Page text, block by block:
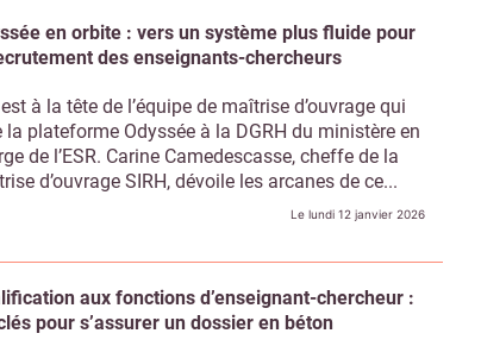
en orbite : vers un système plus fluide pour
des enseignants-chercheurs
à la tête de l’équipe de maîtrise d’ouvrage qui
la plateforme Odyssée à la DGRH du ministère en
de l’ESR. Carine Camedescasse, cheffe de la
d’ouvrage SIRH, dévoile les arcanes de ce...
Le lundi 12 janvier 2026
aux fonctions d’enseignant-chercheur :
pour s’assurer un dossier en béton